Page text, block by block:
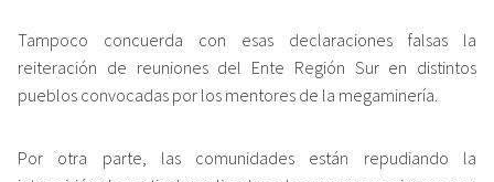
Tampoco concuerda con esas declaraciones falsas la
reiteración de reuniones del Ente Región Sur en distintos
pueblos convocadas por los mentores de la megaminería.
Por otra parte, las comunidades están repudiando la